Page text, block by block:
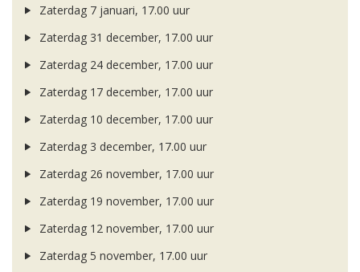
Zaterdag 7 januari, 17.00 uur
Zaterdag 31 december, 17.00 uur
Zaterdag 24 december, 17.00 uur
Zaterdag 17 december, 17.00 uur
Zaterdag 10 december, 17.00 uur
Zaterdag 3 december, 17.00 uur
Zaterdag 26 november, 17.00 uur
Zaterdag 19 november, 17.00 uur
Zaterdag 12 november, 17.00 uur
Zaterdag 5 november, 17.00 uur